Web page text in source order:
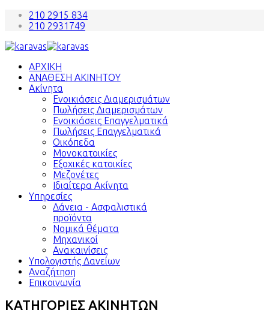
210 2915 834
210 2931749
ΑΡΧΙΚΗ
ΑΝΑΘΕΣΗ ΑΚΙΝΗΤΟΥ
Ακίνητα
Ενοικιάσεις Διαμερισμάτων
Πωλήσεις Διαμερισμάτων
Ενοικιάσεις Επαγγελματικά
Πωλήσεις Επαγγελματικά
Οικόπεδα
Μονοκατοικίες
Εξοχικές κατοικίες
Μεζονέτες
Ιδιαίτερα Ακίνητα
Υπηρεσίες
Δάνεια - Ασφαλιστικά
προϊόντα
Νομικά θέματα
Μηχανικοί
Ανακαινίσεις
Υπολογιστής Δανείων
Αναζήτηση
Επικοινωνία
ΚΑΤΗΓΟΡΙΕΣ ΑΚΙΝΗΤΩΝ